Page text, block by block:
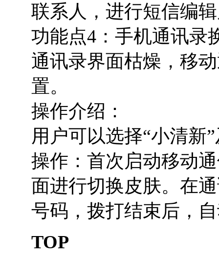
联系人，进行短信编
功能点4：手机通讯录
通讯录界面枯燥，移
置。
操作介绍：
用户可以选择“小清新
操作：首次启动移动
面进行切换皮肤。在
号码，拨打结束后，
TOP